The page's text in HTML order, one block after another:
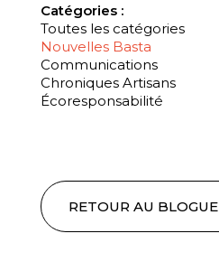
Catégories :
Toutes les catégories
Nouvelles Basta
Communications
Chroniques Artisans
Écoresponsabilité
RETOUR AU BLOGUE